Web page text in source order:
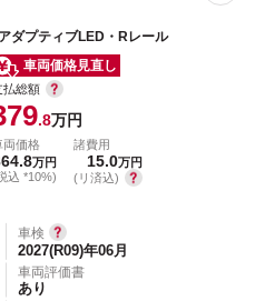
ダプティブLED・Rレール
車両価格見直し
払総額
.8万円
両価格
万円
込 *10%)
諸費用
15.0万円
(リ済込)
車検
2027(R09)年06月
車両評価書
あり